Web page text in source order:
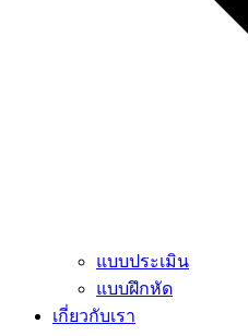
แบบประเมิน
แบบฝึกหัด
เกี่ยวกับเรา